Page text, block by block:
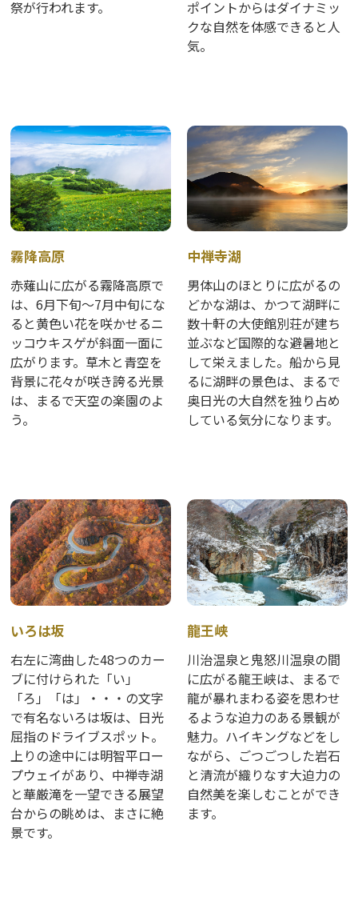
祭が行われます。
ポイントからはダイナミッ
クな自然を体感できると人
気。
霧降高原
赤薙山に広がる霧降高原で
は、6月下旬～7月中旬にな
ると黄色い花を咲かせるニ
ッコウキスゲが斜面一面に
広がります。草木と青空を
背景に花々が咲き誇る光景
は、まるで天空の楽園のよ
う。
中禅寺湖
男体山のほとりに広がるの
どかな湖は、かつて湖畔に
数十軒の大使館別荘が建ち
並ぶなど国際的な避暑地と
して栄えました。船から見
るに湖畔の景色は、まるで
奥日光の大自然を独り占め
している気分になります。
いろは坂
右左に湾曲した48つのカー
ブに付けられた「い」
「ろ」「は」・・・の文字
で有名ないろは坂は、日光
屈指のドライブスポット。
上りの途中には明智平ロー
プウェイがあり、中禅寺湖
と華厳滝を一望できる展望
台からの眺めは、まさに絶
景です。
龍王峡
川治温泉と鬼怒川温泉の間
に広がる龍王峡は、まるで
龍が暴れまわる姿を思わせ
るような迫力のある景観が
魅力。ハイキングなどをし
ながら、ごつごつした岩石
と清流が織りなす大迫力の
自然美を楽しむことができ
ます。